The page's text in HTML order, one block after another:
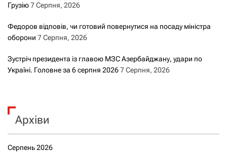
Грузію7 Серпня, 2026
Федоров відповів, чи готовий повернутися на посаду міністра
оборони 7 Серпня, 2026
Зустріч президента із главою МЗС Азербайджану, удари по
Україні. Головне за 6 серпня 20267 Серпня, 2026
Архіви
Серпень 2026